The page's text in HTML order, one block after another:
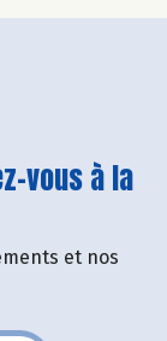
vous à la
et nos